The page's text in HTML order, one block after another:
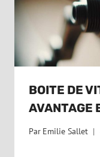
BOITE DE
AVANTAGE
Par Emilie Sallet